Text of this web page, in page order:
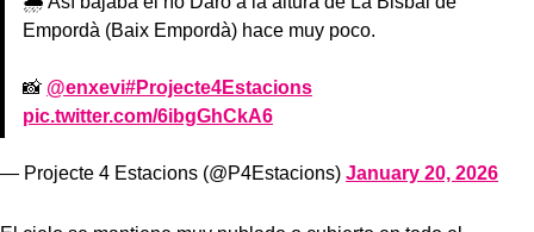
Empordà (Baix Empordà) hace muy poco.
📸 @enxevi#Projecte4Estacions
pic.twitter.com/6ibgGhCkA6
— Projecte 4 Estacions (@P4Estacions) January 20, 2026